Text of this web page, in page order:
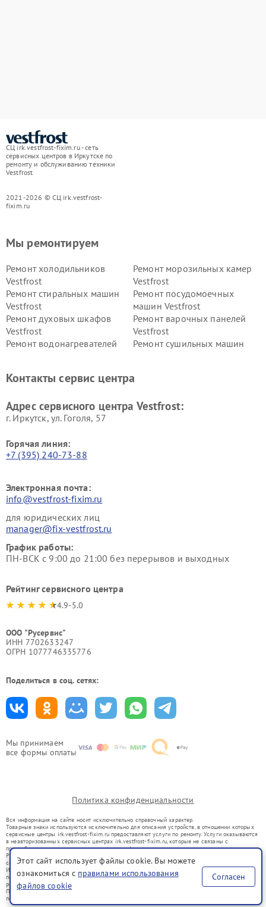
СЦ irk.vestfrost-fixim.ru - сеть
сервисных центров в Иркутске по
ремонту и обслуживанию техники
Vestfrost
2021-2026 © СЦ irk.vestfrost-
fixim.ru
Мы принимаем
все формы оплаты
Мы ремонтируем
Ремонт холодильников
Vestfrost
Ремонт морозильных камер
Vestfrost
Ремонт стиральных машин
Vestfrost
Ремонт посудомоечных
машин Vestfrost
Ремонт духовых шкафов
Vestfrost
Ремонт варочных панелей
Vestfrost
Ремонт водонагревателей
Ремонт сушильных машин
Vestfrost
Контакты сервис центра
Адрес сервисного центра Vestfrost:
г. Иркутск, ул. ​Гоголя, 57
Горячая линия:
+7 (395) 240-73-88
Электронная почта:
info@vestfrost-fixim.ru
для юридических лиц
manager@fix-vestfrost.ru
График работы:
ПН-ВСК с 9:00 до 21:00 без перерывов и выходных
Рейтинг сервисного центра
4.9-5.0
ООО "Русервис"
ИНН 7702633247
ОГРН 1077746335776
Поделиться в соц. сетях:
Политика конфиденциальности
Вся информация на сайте носит исключительно справочный характер.
Товарные знаки используются исключительно для описания устройств, в отношении которых
сервисные центры irk.vestfrost-fixim.ru предоставляют услуги по ремонту. Услуги оказываются
в неавторизованных сервисных центрах irk.vestfrost-fixim.ru, которые не связаны с
правообладателями товарных знаков или их официальными представителями.
Ремонт осуществляется для устройств, уже введенных в гражданский оборот в соответствии
со статьей 1487 ГК РФ.
Использование товарных знаков не преследует цели индивидуализации услуг или введения
потребителей в заблуждение, а служит для информирования о предоставляемых услугах по
ремонту техники указанных брендов.
Представленная на сайте информация не является публичной офертой, определяемой
положениями Статьи 437(2) Гражданского кодекса РФ
Этот сайт использует файлы cookie. Вы можете
ознакомиться с правилами использования
файлов cookie
Согласен